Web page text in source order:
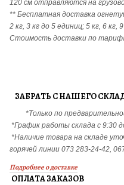
120 см отправляются на
** Бесплатная доставка
2 кг, 3 кг до 5 единиц; 5 кг, 6 кг,
Стоимость доставки по
ЗАБРАТЬ С НАШЕГО
*Только по
*График работы склада с 9:30
*Наличие товара на складе
горячей линии 073 283-24-42,
Подробнее о доставке
ОПЛАТА ЗАКАЗОВ